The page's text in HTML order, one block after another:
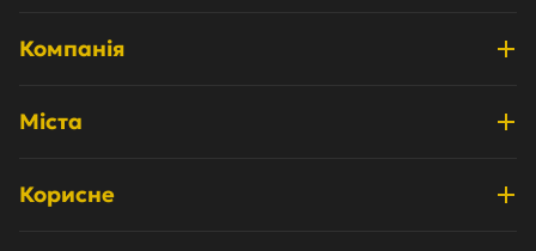
Системні інтеграції
Технічна підтримка
Компанія
Кейси
Міста
Одеса
Корисне